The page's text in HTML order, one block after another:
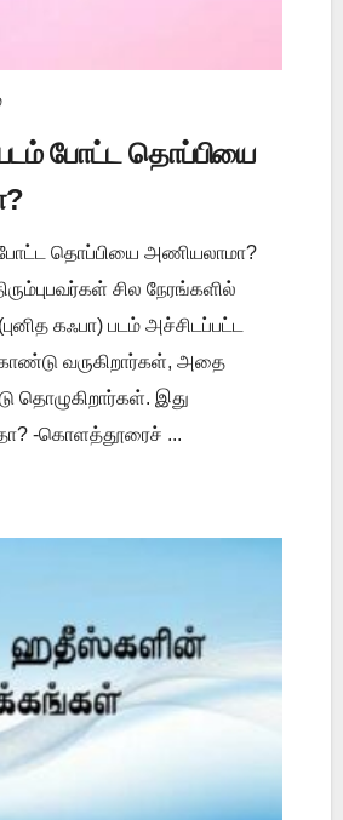
போட்ட தொப்பியை
தொப்பியை அணியலாமா?
சில நேரங்களில்
கஃபா) படம் அச்சிடப்பட்ட
வருகிறார்கள், அதை
இது
-கொளத்தூரைச் ...